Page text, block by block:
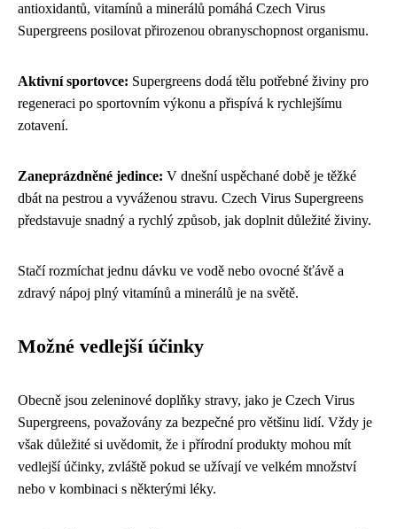
antioxidantů, vitamínů a minerálů pomáhá Czech Virus
Supergreens posilovat přirozenou obranyschopnost organismu.
Aktivní sportovce: Supergreens dodá tělu potřebné živiny pro
regeneraci po sportovním výkonu a přispívá k rychlejšímu
zotavení.
Zaneprázdněné jedince: V dnešní uspěchané době je těžké
dbát na pestrou a vyváženou stravu. Czech Virus Supergreens
představuje snadný a rychlý způsob, jak doplnit důležité živiny.
Stačí rozmíchat jednu dávku ve vodě nebo ovocné šťávě a
zdravý nápoj plný vitamínů a minerálů je na světě.
Možné vedlejší účinky
Obecně jsou zeleninové doplňky stravy, jako je Czech Virus
Supergreens, považovány za bezpečné pro většinu lidí. Vždy je
však důležité si uvědomit, že i přírodní produkty mohou mít
vedlejší účinky, zvláště pokud se užívají ve velkém množství
nebo v kombinaci s některými léky.